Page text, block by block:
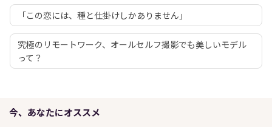
「この恋には、種と仕掛けしかありません」
究極のリモートワーク、オールセルフ撮影でも美しいモデル
って？
今、あなたにオススメ